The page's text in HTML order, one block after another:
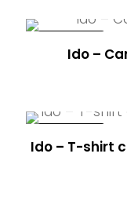
Ido –
Ido – T-shirt